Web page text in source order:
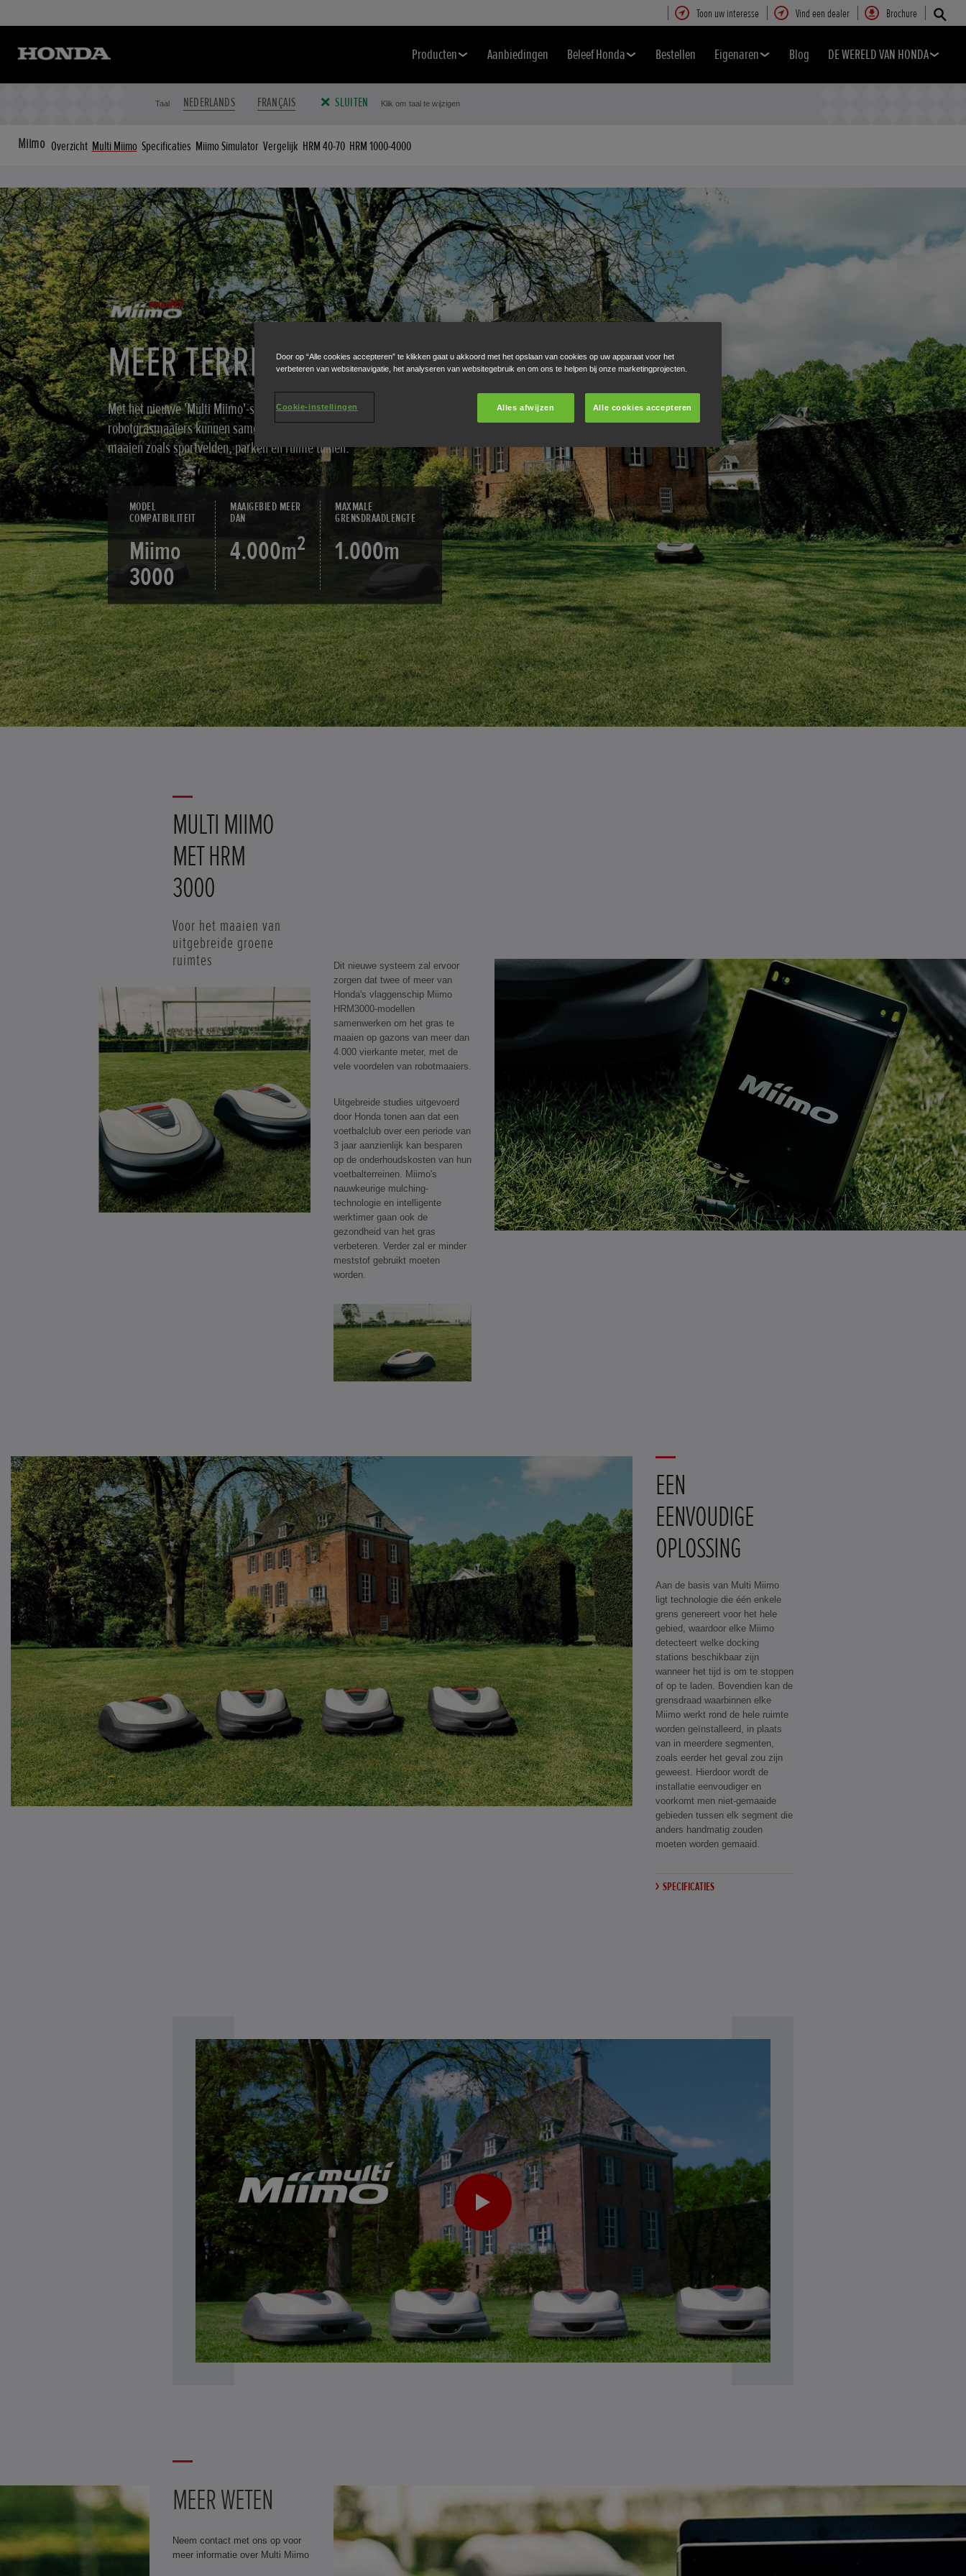
Toon uw interesse Vind een dealer Brochure
Producten Aanbiedingen Beleef Honda Bestellen Eigenaren Blog DE WERELD VAN HONDA
Taal NEDERLANDS FRANÇAIS SLUITEN Klik om taal te wijzigen
Miimo Overzicht Multi Miimo Specificaties Miimo Simulator Vergelijk HRM 40-70 HRM 1000-4000
MEER TERREIN MAAIEN
Met het nieuwe 'Multi Miimo'-systeem, waarmee verscheidene Miimo
robotgrasmaaiers kunnen samenwerken om grote grasvelden te
maaien zoals sportvelden, parken en ruime tuinen.
MODEL
COMPATIBILITEIT
Miimo
3000
MAAIGEBIED MEER
DAN
4.000m2
MAXMALE
GRENSDRAADLENGTE
1.000m
MULTI MIIMO
MET HRM
3000
Voor het maaien van
uitgebreide groene
ruimtes
Dit nieuwe systeem zal ervoor
zorgen dat twee of meer van
Honda's vlaggenschip Miimo
HRM3000-modellen
samenwerken om het gras te
maaien op gazons van meer dan
4.000 vierkante meter, met de
vele voordelen van robotmaaiers.
Uitgebreide studies uitgevoerd
door Honda tonen aan dat een
voetbalclub over een periode van
3 jaar aanzienlijk kan besparen
op de onderhoudskosten van hun
voetbalterreinen. Miimo's
nauwkeurige mulching-
technologie en intelligente
werktimer gaan ook de
gezondheid van het gras
verbeteren. Verder zal er minder
meststof gebruikt moeten
worden.
EEN
EENVOUDIGE
OPLOSSING
Aan de basis van Multi Miimo
ligt technologie die één enkele
grens genereert voor het hele
gebied, waardoor elke Miimo
detecteert welke docking
stations beschikbaar zijn
wanneer het tijd is om te stoppen
of op te laden. Bovendien kan de
grensdraad waarbinnen elke
Miimo werkt rond de hele ruimte
worden geïnstalleerd, in plaats
van in meerdere segmenten,
zoals eerder het geval zou zijn
geweest. Hierdoor wordt de
installatie eenvoudiger en
voorkomt men niet-gemaaide
gebieden tussen elk segment die
anders handmatig zouden
moeten worden gemaaid.
SPECIFICATIES
MEER WETEN
Neem contact met ons op voor
meer informatie over Multi Miimo
Door op “Alle cookies accepteren” te klikken gaat u akkoord met het opslaan van cookies op uw apparaat voor het
verbeteren van websitenavigatie, het analyseren van websitegebruik en om ons te helpen bij onze marketingprojecten.
Alles afwijzen Alle cookies accepteren
Cookie-instellingen